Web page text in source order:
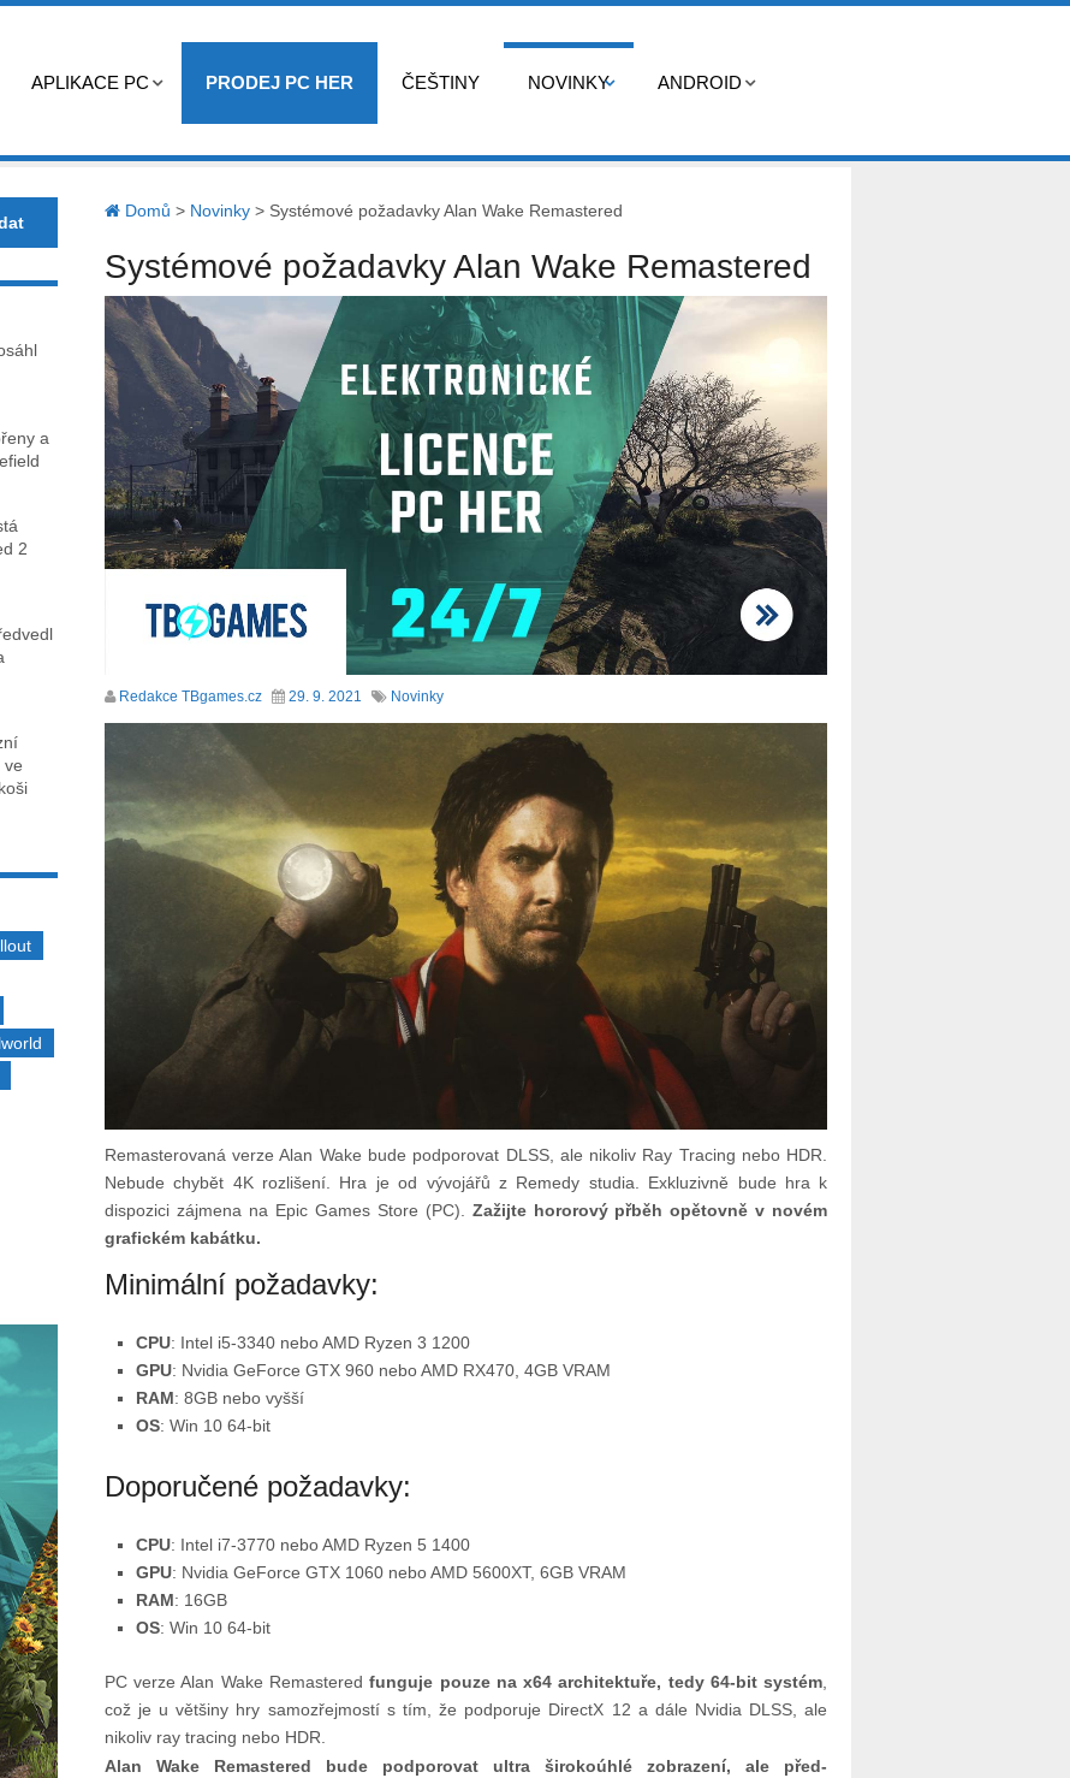
APLIKACE PC PRODEJ PC HER ČEŠTINY NOVINKY ANDROID
Domů > Novinky> Systémové požadavky Alan Wake Remastered
Systémové požadavky Alan Wake Remastered
Redakce TBgames.cz 29. 9. 2021 Novinky
Remasterovaná verze Alan Wake bude podporovat DLSS, ale nikoliv Ray Tracing nebo HDR.
Nebude chybět 4K rozlišení. Hra je od vývojářů z Remedy studia. Exkluzivně bude hra k
dispozici zájmena na Epic Games Store (PC). Zažijte hororový přběh opětovně v novém
grafickém kabátku.
Minimální požadavky:
CPU: Intel i5-3340 nebo AMD Ryzen 3 1200
GPU: Nvidia GeForce GTX 960 nebo AMD RX470, 4GB VRAM
RAM: 8GB nebo vyšší
OS: Win 10 64-bit
Doporučené požadavky:
CPU: Intel i7-3770 nebo AMD Ryzen 5 1400
GPU: Nvidia GeForce GTX 1060 nebo AMD 5600XT, 6GB VRAM
RAM: 16GB
OS: Win 10 64-bit
PC verze Alan Wake Remastered funguje pouze na x64 architektuře, tedy 64-bit systém,
což je u většiny hry samozřejmostí s tím, že podporuje DirectX 12 a dále Nvidia DLSS, ale
nikoliv ray tracing nebo HDR.
Alan Wake Remastered bude podporovat ultra širokoúhlé zobrazení, ale před-
a
2
ve